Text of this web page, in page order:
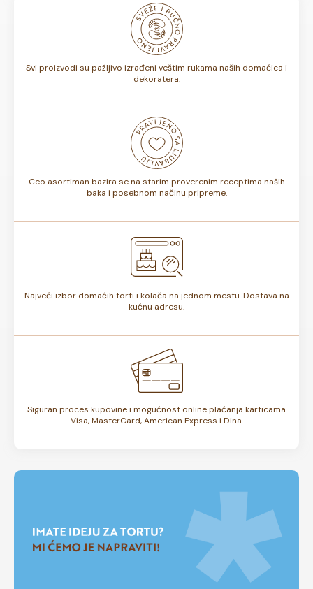
odnosno, da li sadrže voće ili ne, rok trajanja torte može
biti od 7 do 10 dana. Rok trajanja je istaknut na deklaraciji
Svi proizvodi su pažljivo izrađeni veštim rukama naših domaćica i
dekoratera.
Ceo asortiman bazira se na starim proverenim receptima naših
baka i posebnom načinu pripreme.
Najveći izbor domaćih torti i kolača na jednom mestu. Dostava na
kućnu adresu.
Siguran proces kupovine i mogućnost online plaćanja karticama
Visa, MasterCard, American Express i Dina.